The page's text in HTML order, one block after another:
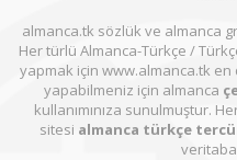
almanca.tk sözlük ve almanca
Her türlü Almanca-Türkçe /
yapmak için www.almanca.tk en
yapabilmeniz için almanca
kullanımınıza sunulmuştur.
sitesi almanca türkçe